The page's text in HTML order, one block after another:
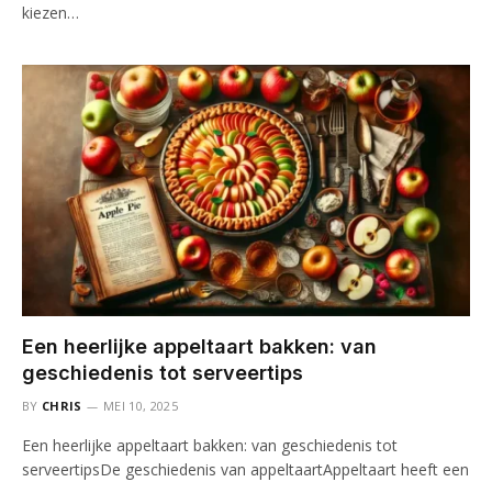
kiezen…
Een heerlijke appeltaart bakken: van
geschiedenis tot serveertips
BY CHRIS MEI 10, 2025
Een heerlijke appeltaart bakken: van geschiedenis tot
serveertipsDe geschiedenis van appeltaartAppeltaart heeft een